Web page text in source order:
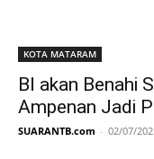
KOTA MATARAM
BI akan Benahi
Ampenan Jadi
SUARANTB.com - 02/07/